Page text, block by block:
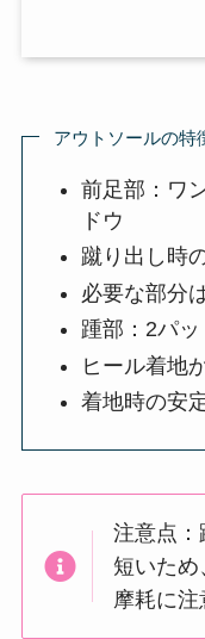
アウトソールの特
前足部：ワ
ドウ
蹴り出し時
必要な部分
踵部：2パ
ヒール着地
着地時の安
注意点：
短いため
摩耗に注